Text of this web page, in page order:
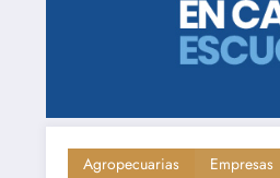
Agropecuarias Empresas